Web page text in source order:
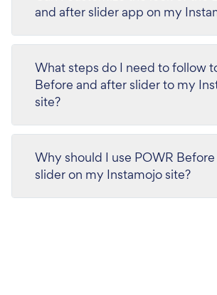
and after slider app on my
What steps do I need to follow
Before and after slider to my
site?
Why should I use POWR
slider on my Instamojo site?